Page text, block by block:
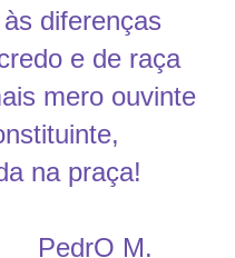
diferenças
e de raça
mero ouvinte
na praça!
M.